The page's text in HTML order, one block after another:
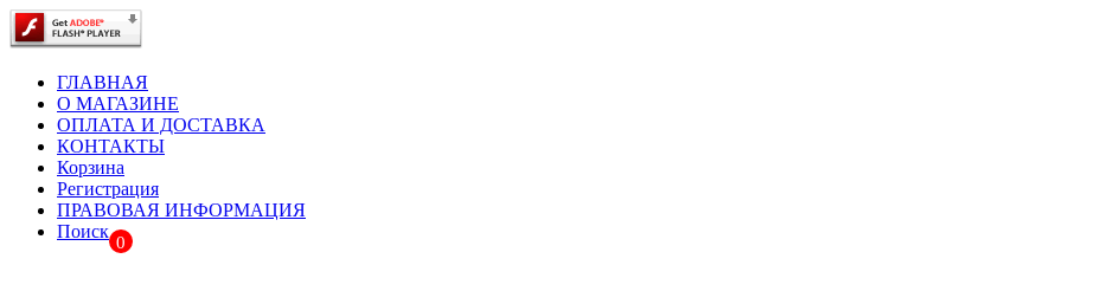
ГЛАВНАЯ
О МАГАЗИНЕ
ОПЛАТА И ДОСТАВКА
КОНТАКТЫ
Корзина
Регистрация
ПРАВОВАЯ ИНФОРМАЦИЯ
Поиск
0